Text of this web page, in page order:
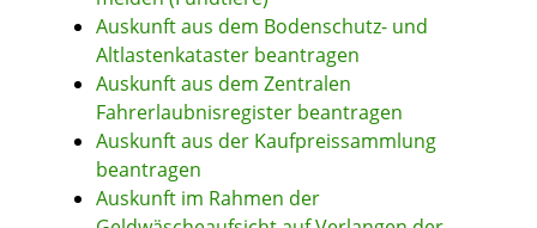
Auskunft aus dem Bodenschutz- und
Altlastenkataster beantragen
Auskunft aus dem Zentralen
Fahrerlaubnisregister beantragen
Auskunft aus der Kaufpreissammlung
beantragen
Auskunft im Rahmen der